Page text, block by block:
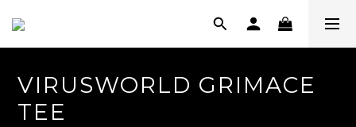
VIRUSWORLD GRIMACE
TEE